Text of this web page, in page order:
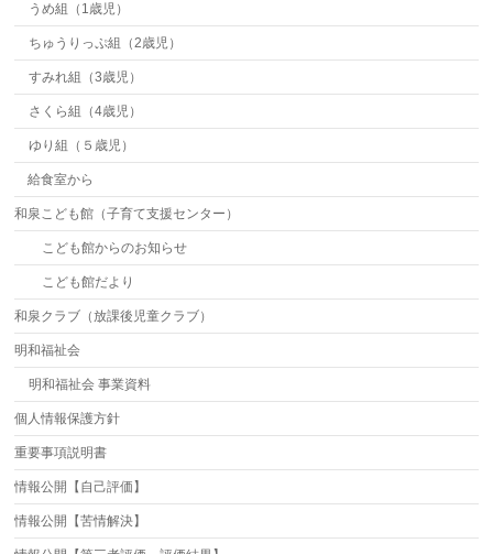
うめ組（1歳児）
ちゅうりっぷ組（2歳児）
すみれ組（3歳児）
さくら組（4歳児）
ゆり組（５歳児）
給食室から
和泉こども館（子育て支援センター）
こども館からのお知らせ
こども館だより
和泉クラブ（放課後児童クラブ）
明和福祉会
明和福祉会 事業資料
個人情報保護方針
重要事項説明書
情報公開【自己評価】
情報公開【苦情解決】